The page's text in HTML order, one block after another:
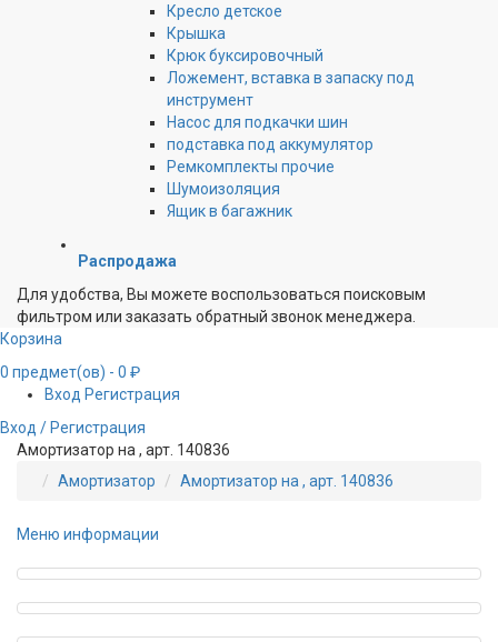
Кресло детское
Крышка
Крюк буксировочный
Ложемент, вставка в запаску под
инструмент
Насос для подкачки шин
подставка под аккумулятор
Ремкомплекты прочие
Шумоизоляция
Ящик в багажник
Распродажа
Для удобства, Вы можете воспользоваться поисковым
фильтром или заказать обратный звонок менеджера.
Корзина
0 предмет(ов) - 0 ₽
Вход Регистрация
Вход / Регистрация
Амортизатор на , арт. 140836
Амортизатор
Амортизатор на , арт. 140836
Меню информации